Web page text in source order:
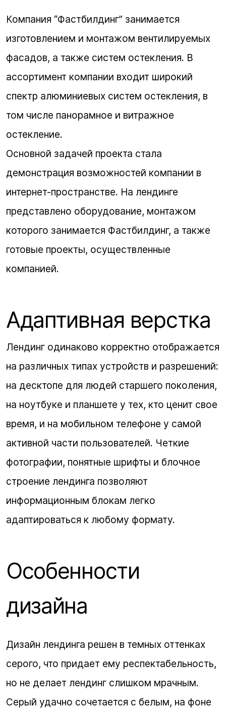
Компания “Фастбилдинг” занимается
изготовлением и монтажом вентилируемых
фасадов, а также систем остекления. В
ассортимент компании входит широкий
спектр алюминиевых систем остекления, в
том числе панорамное и витражное
остекление.
Основной задачей проекта стала
демонстрация возможностей компании в
интернет-пространстве. На лендинге
представлено оборудование, монтажом
которого занимается Фастбилдинг, а также
готовые проекты, осуществленные
компанией.
Адаптивная верстка
Лендинг одинаково корректно отображается
на различных типах устройств и разрешений:
на десктопе для людей старшего поколения,
на ноутбуке и планшете у тех, кто ценит свое
время, и на мобильном телефоне у самой
активной части пользователей. Четкие
фотографии, понятные шрифты и блочное
строение лендинга позволяют
информационным блокам легко
адаптироваться к любому формату.
Особенности
дизайна
Дизайн лендинга решен в темных оттенках
серого, что придает ему респектабельность,
но не делает лендинг слишком мрачным.
Серый удачно сочетается с белым, на фоне